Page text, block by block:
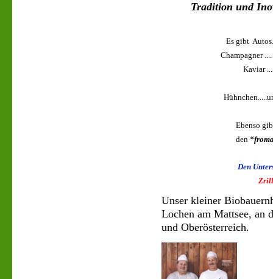
Tradition und
Es gibt
Champagner
Kaviar
Ebenso
den
Den
Unser kleiner
Lochen am Mattsee, an
und Oberösterreich.